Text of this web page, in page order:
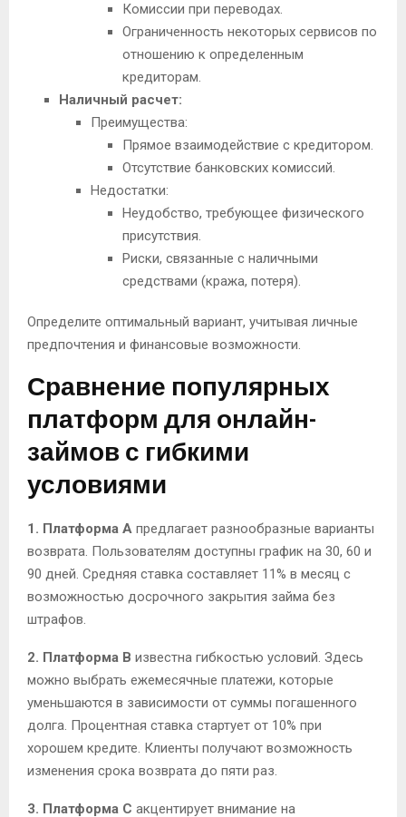
Комиссии при переводах.
Ограниченность некоторых сервисов по
отношению к определенным
кредиторам.
Наличный расчет:
Преимущества:
Прямое взаимодействие с кредитором.
Отсутствие банковских комиссий.
Недостатки:
Неудобство, требующее физического
присутствия.
Риски, связанные с наличными
средствами (кража, потеря).
Определите оптимальный вариант, учитывая личные
предпочтения и финансовые возможности.
Сравнение популярных
платформ для онлайн-
займов с гибкими
условиями
1. Платформа A предлагает разнообразные варианты
возврата. Пользователям доступны график на 30, 60 и
90 дней. Средняя ставка составляет 11% в месяц с
возможностью досрочного закрытия займа без
штрафов.
2. Платформа B известна гибкостью условий. Здесь
можно выбрать ежемесячные платежи, которые
уменьшаются в зависимости от суммы погашенного
долга. Процентная ставка стартует от 10% при
хорошем кредите. Клиенты получают возможность
изменения срока возврата до пяти раз.
3. Платформа C акцентирует внимание на